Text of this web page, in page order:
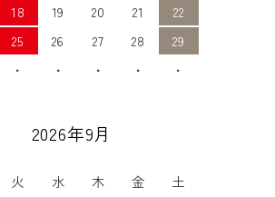
18 19 20 21
22
25 26 27 28
29
・ ・ ・ ・ ・
2026年9月
火 水 木 金
土